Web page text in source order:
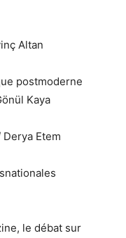
Altan
postmoderne
Kaya
Etem
le débat sur